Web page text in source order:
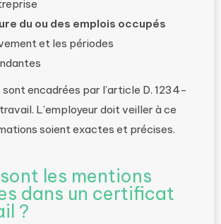
du ou des emplois occupés
et les périodes
sont encadrées par l’article D. 1234-
L’employeur doit veiller à ce
soient exactes et précises.
les mentions
dans un certificat
?